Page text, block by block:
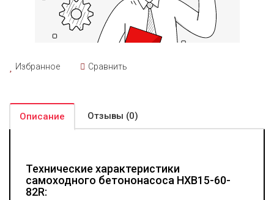
Избранное Сравнить
Описание Отзывы (0)
Технические характеристики
самоходного бетононасоса HXB15-60-
82R: